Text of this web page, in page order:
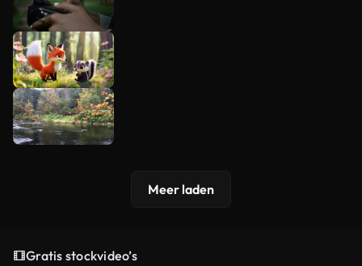
Meer laden
Gratis stockvideo’s